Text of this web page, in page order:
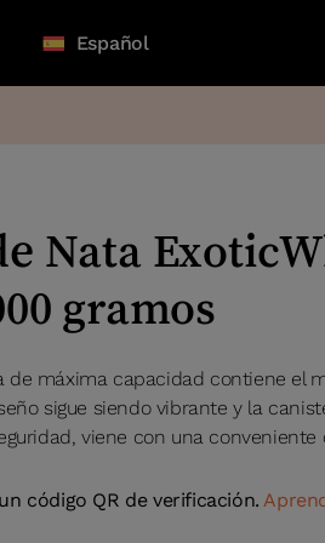
Español
Nata
gramos
de máxima capacidad contiene el
sigue siendo vibrante y la
viene con una conveniente
código QR de verificación.